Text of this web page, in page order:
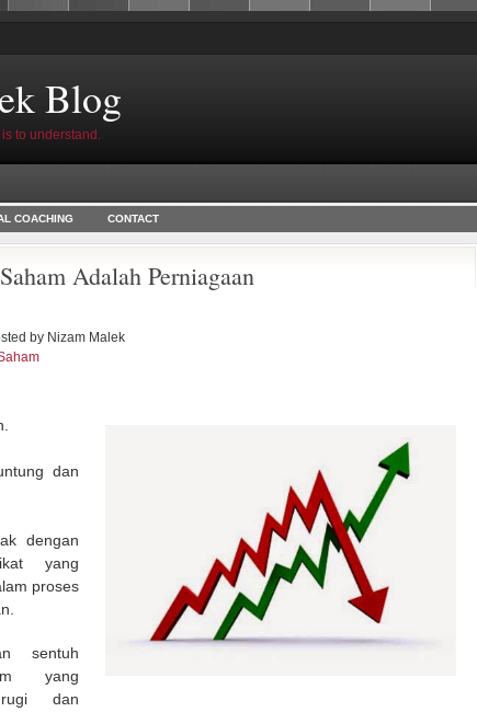
Blog
to understand.
COACHING CONTACT
Adalah Perniagaan
by Nizam Malek
dan
dengan
yang
proses
sentuh
yang
dan